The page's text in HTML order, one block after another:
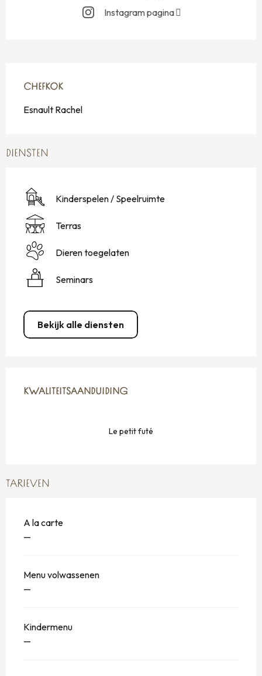
Instagram pagina
CHEFKOK
CHEFKOK
Esnault Rachel
DIENSTEN
Kinderspelen / Speelruimte
Terras
Dieren toegelaten
Seminars
Bekijk alle diensten
KWALITEITSAANDUIDING
KWALITEITSAANDUIDING
Le petit futé
TARIEVEN
A la carte
—
Menu volwassenen
—
Kindermenu
—